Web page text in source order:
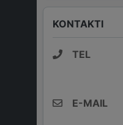
KONTAKTI
TEL
E-MAIL